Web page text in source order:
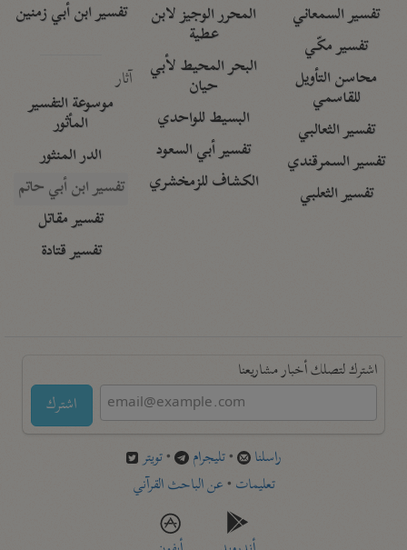
تفسير السمعاني
تفسير مكّي
محاسن التأويل
للقاسمي
تفسير الثعالبي
تفسير السمرقندي
تفسير الثعلبي
المحرر الوجيز لابن
عطية
البحر المحيط لأبي
حيان
البسيط للواحدي
تفسير أبي السعود
الكشاف للزمخشري
تفسير ابن أبي زمنين
آثار
موسوعة التفسير
المأثور
الدر المنثور
تفسير ابن أبي حاتم
تفسير مقاتل
تفسير قتادة
اشترك لتصلك أخبار مشاريعنا
اشترك
راسلنا •تليجرام •تويتر
تعليمات •عن الباحث القرآني